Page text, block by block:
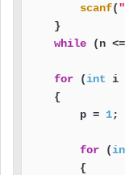
scanf(
    }
while (n <=
for (int i
    {
        p =
1;
for (
        {